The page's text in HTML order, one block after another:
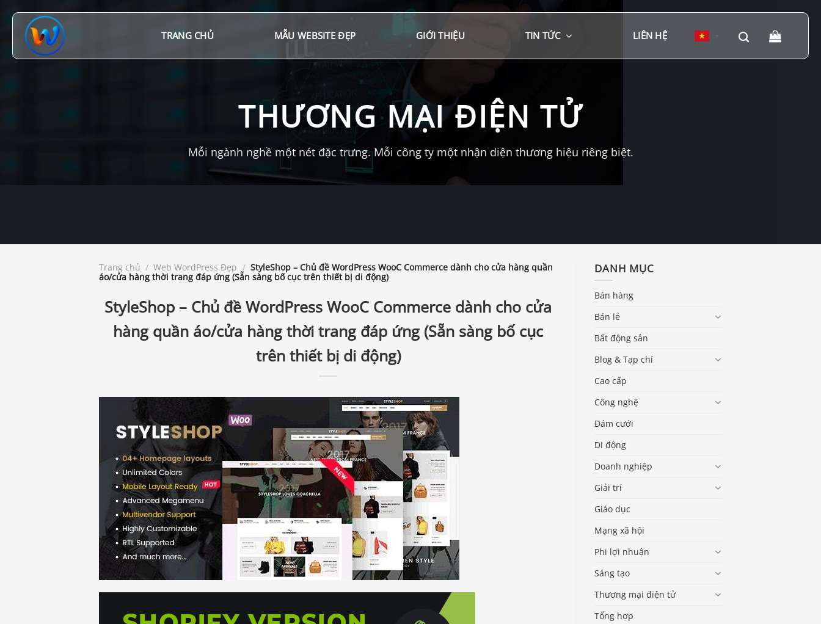
đến
TRANG CHỦ MẪU WEBSITE ĐẸP GIỚI THIỆU TIN TỨC LIÊN HỆ
THƯƠNG MẠI ĐIỆN TỬ
Mỗi ngành nghề một nét đặc trưng. Mỗi công ty một nhận diện thương hiệu riêng biệt.
Trang chủ / Web WordPress Đẹp / StyleShop – Chủ đề WordPress WooC Commerce dành cho cửa hàng quần
áo/cửa hàng thời trang đáp ứng (Sẵn sàng bố cục trên thiết bị di động)
StyleShop – Chủ đề WordPress WooC Commerce dành cho cửa
hàng quần áo/cửa hàng thời trang đáp ứng (Sẵn sàng bố cục
trên thiết bị di động)
DANH MỤC
Bán hàng
Bán lẻ
Bất động sản
Blog & Tạp chí
Cao cấp
Công nghệ
Đám cưới
Di động
Doanh nghiệp
Giải trí
Giáo dục
Mạng xã hội
Phi lợi nhuận
Sáng tạo
Thương mại điện tử
Tổng hợp